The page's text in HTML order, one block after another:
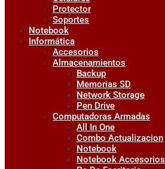
Protector
Soportes
Notebook
Informática
Accesorios
Almacenamientos
Backup
Memorias SD
Network Storage
Pen Drive
Computadoras Armadas
All In One
Combo Actualizacion
Notebook
Notebook Accesorios